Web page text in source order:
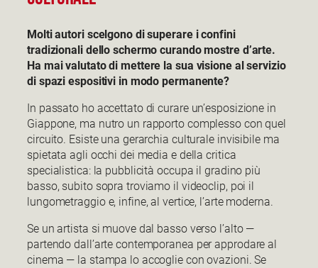
Molti autori scelgono di superare i confini
tradizionali dello schermo curando mostre d’arte.
Ha mai valutato di mettere la sua visione al servizio
di spazi espositivi in modo permanente?
In passato ho accettato di curare un’esposizione in
Giappone, ma nutro un rapporto complesso con quel
circuito. Esiste una gerarchia culturale invisibile ma
spietata agli occhi dei media e della critica
specialistica: la pubblicità occupa il gradino più
basso, subito sopra troviamo il videoclip, poi il
lungometraggio e, infine, al vertice, l’arte moderna.
Se un artista si muove dal basso verso l’alto —
partendo dall’arte contemporanea per approdare al
cinema — la stampa lo accoglie con ovazioni. Se